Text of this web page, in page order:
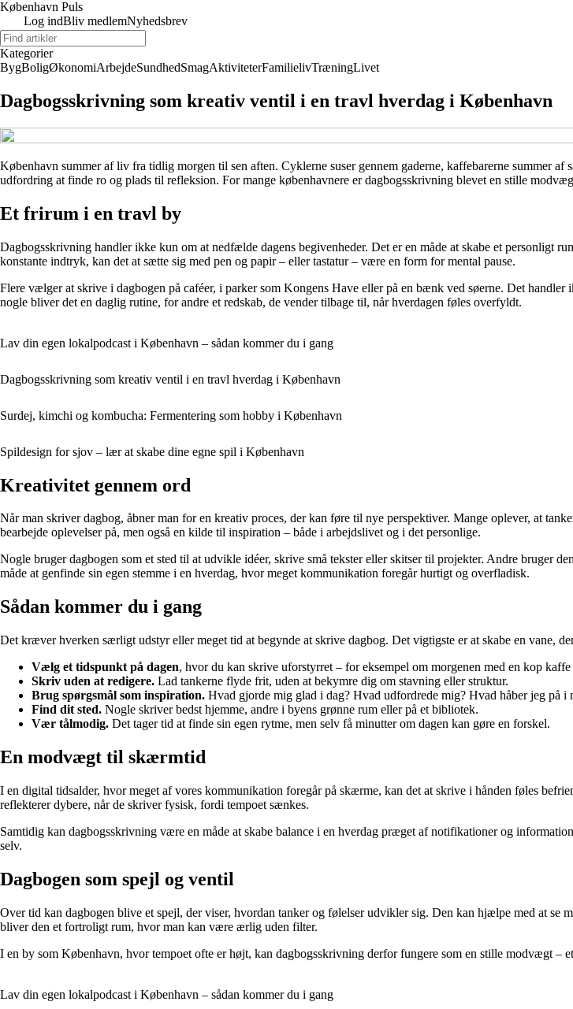
København Puls
Log indBliv medlemNyhedsbrev
Kategorier
BygBoligØkonomiArbejdeSundhedSmagAktiviteterFamilielivTræningLivet
Dagbogsskrivning som kreativ ventil i en travl hverdag i København
København summer af liv fra tidlig morgen til sen aften. Cyklerne suser gennem gaderne, kaffebarerne summer
udfordring at finde ro og plads til refleksion. For mange københavnere er dagbogsskrivning blevet en stille
Et frirum i en travl by
Dagbogsskrivning handler ikke kun om at nedfælde dagens begivenheder. Det er en måde at skabe et personligt
konstante indtryk, kan det at sætte sig med pen og papir – eller tastatur – være en form for mental pause.
Flere vælger at skrive i dagbogen på caféer, i parker som Kongens Have eller på en bænk ved søerne. Det
nogle bliver det en daglig rutine, for andre et redskab, de vender tilbage til, når hverdagen føles overfyldt.
Lav din egen lokalpodcast i København – sådan kommer du i gang
Dagbogsskrivning som kreativ ventil i en travl hverdag i København
Surdej, kimchi og kombucha: Fermentering som hobby i København
Spildesign for sjov – lær at skabe dine egne spil i København
Kreativitet gennem ord
Når man skriver dagbog, åbner man for en kreativ proces, der kan føre til nye perspektiver. Mange oplever, at
bearbejde oplevelser på, men også en kilde til inspiration – både i arbejdslivet og i det personlige.
Nogle bruger dagbogen som et sted til at udvikle idéer, skrive små tekster eller skitser til projekter. Andre bruger
måde at genfinde sin egen stemme i en hverdag, hvor meget kommunikation foregår hurtigt og overfladisk.
Sådan kommer du i gang
Det kræver hverken særligt udstyr eller meget tid at begynde at skrive dagbog. Det vigtigste er at skabe en vane,
Vælg et tidspunkt på dagen, hvor du kan skrive uforstyrret – for eksempel om morgenen med en kop
Skriv uden at redigere. Lad tankerne flyde frit, uden at bekymre dig om stavning eller struktur.
Brug spørgsmål som inspiration. Hvad gjorde mig glad i dag? Hvad udfordrede mig? Hvad håber jeg på i
Find dit sted. Nogle skriver bedst hjemme, andre i byens grønne rum eller på et bibliotek.
Vær tålmodig. Det tager tid at finde sin egen rytme, men selv få minutter om dagen kan gøre en forskel.
En modvægt til skærmtid
I en digital tidsalder, hvor meget af vores kommunikation foregår på skærme, kan det at skrive i hånden føles
reflekterer dybere, når de skriver fysisk, fordi tempoet sænkes.
Samtidig kan dagbogsskrivning være en måde at skabe balance i en hverdag præget af notifikationer og
selv.
Dagbogen som spejl og ventil
Over tid kan dagbogen blive et spejl, der viser, hvordan tanker og følelser udvikler sig. Den kan hjælpe med at se
bliver den et fortroligt rum, hvor man kan være ærlig uden filter.
I en by som København, hvor tempoet ofte er højt, kan dagbogsskrivning derfor fungere som en stille modvægt
Lav din egen lokalpodcast i København – sådan kommer du i gang